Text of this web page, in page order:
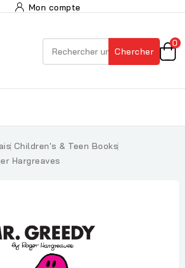
Mon compte
Chercher
0
Children's & Teen Books
Hargreaves